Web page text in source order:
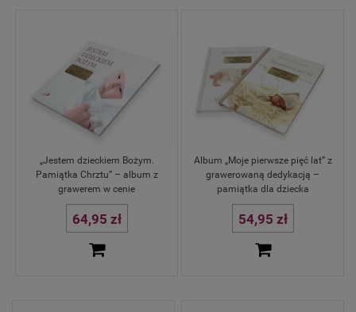
„Jestem dzieckiem Bożym.
Pamiątka Chrztu” – album z
grawerem w cenie
64,95 zł
Album „Moje pierwsze pięć lat” z
grawerowaną dedykacją –
pamiątka dla dziecka
54,95 zł